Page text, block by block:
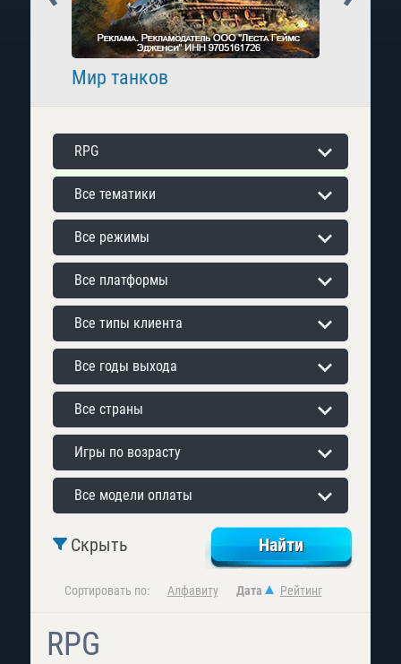
Мир танков
RPG
Все тематики
Все режимы
Все платформы
Все типы клиента
Все годы выхода
Все страны
Игры по возрасту
Все модели оплаты
Скрыть
Сортировать по: Алфавиту Дата Рейтинг
RPG